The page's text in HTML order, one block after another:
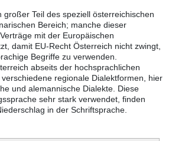
Teil des speziell österreichischen
Bereich; manche dieser
mit der Europäischen
damit EU-Recht Österreich nicht zwingt,
Begriffe zu verwenden.
abseits der hochsprachlichen
regionale Dialektformen, hier
und alemannische Dialekte. Diese
sehr stark verwendet, finden
in der Schriftsprache.